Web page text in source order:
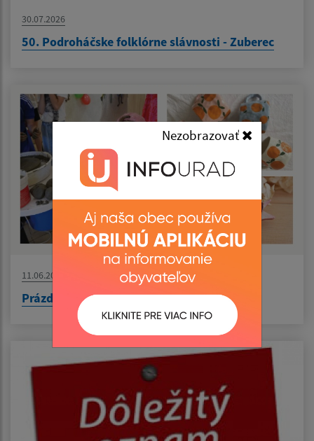
Nezobrazovať
30.07.2026
50. Podroháčske folklórne slávnosti - Zuberec
11.06.2026
Prázdninový workshop - Keramika spája